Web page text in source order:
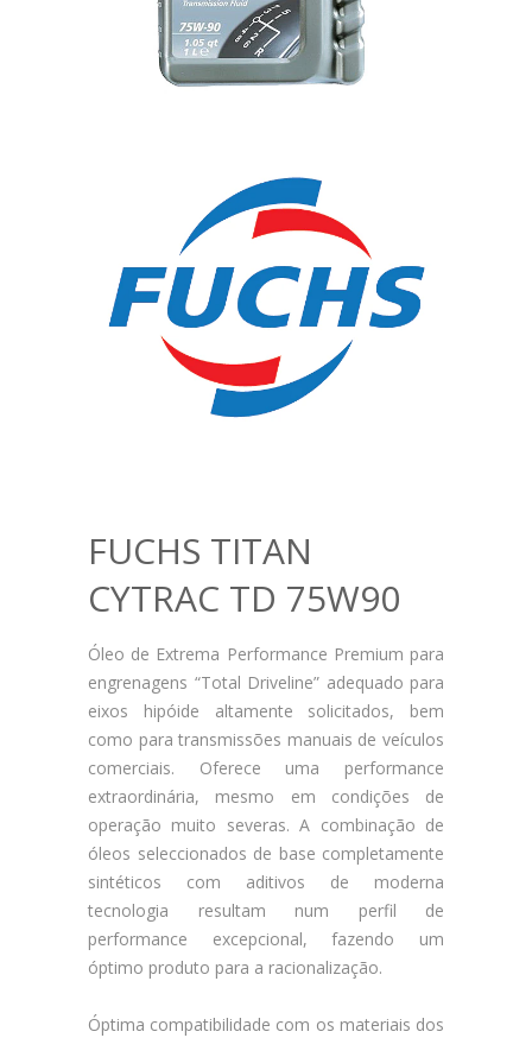
FUCHS TITAN
CYTRAC TD 75W90
Óleo de Extrema Performance Premium para
engrenagens “Total Driveline” adequado para
eixos hipóide altamente solicitados, bem
como para transmissões manuais de veículos
comerciais. Oferece uma performance
extraordinária, mesmo em condições de
operação muito severas. A combinação de
óleos seleccionados de base completamente
sintéticos com aditivos de moderna
tecnologia resultam num perfil de
performance excepcional, fazendo um
óptimo produto para a racionalização.
Óptima compatibilidade com os materiais dos